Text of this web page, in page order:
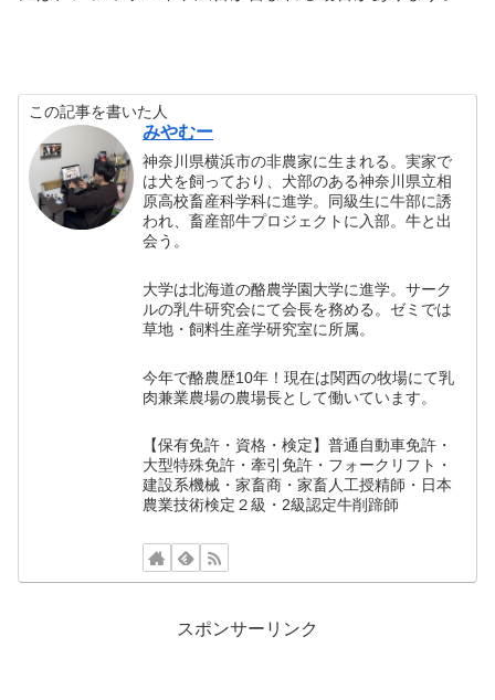
この記事を書いた人
みやむー
神奈川県横浜市の非農家に生まれる。実家で
は犬を飼っており、犬部のある神奈川県立相
原高校畜産科学科に進学。同級生に牛部に誘
われ、畜産部牛プロジェクトに入部。牛と出
会う。
大学は北海道の酪農学園大学に進学。サーク
ルの乳牛研究会にて会長を務める。ゼミでは
草地・飼料生産学研究室に所属。
今年で酪農歴10年！現在は関西の牧場にて乳
肉兼業農場の農場長として働いています。
【保有免許・資格・検定】普通自動車免許・
大型特殊免許・牽引免許・フォークリフト・
建設系機械・家畜商・家畜人工授精師・日本
農業技術検定２級・2級認定牛削蹄師
スポンサーリンク